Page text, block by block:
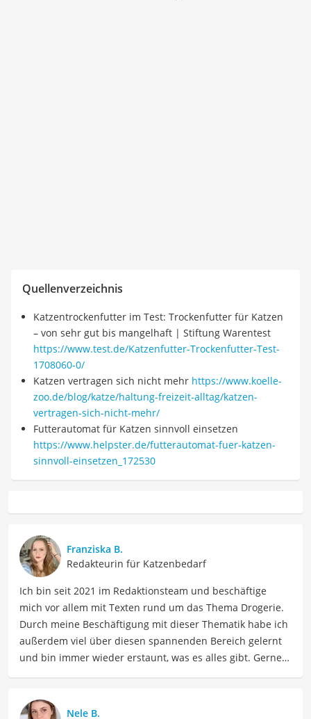
Quellenverzeichnis
Katzentrockenfutter im Test: Trockenfutter für Katzen
– von sehr gut bis mangelhaft | Stiftung Warentest
https://www.test.de/Katzenfutter-Trockenfutter-Test-
1708060-0/
Katzen vertragen sich nicht mehr https://www.koelle-
zoo.de/blog/katze/haltung-freizeit-alltag/katzen-
vertragen-sich-nicht-mehr/
Futterautomat für Katzen sinnvoll einsetzen
https://www.helpster.de/futterautomat-fuer-katzen-
sinnvoll-einsetzen_172530
Franziska B.
Redakteurin für Katzenbedarf
Ich bin seit 2021 im Redaktionsteam und beschäftige
mich vor allem mit Texten rund um das Thema Drogerie.
Durch meine Beschäftigung mit dieser Thematik habe ich
außerdem viel über diesen spannenden Bereich gelernt
und bin immer wieder erstaunt, was es alles gibt. Gerne
über Beauty- sowie Pflegeprodukte, Gesundheitsartikel,
Nele B.